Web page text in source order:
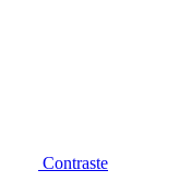
Contraste